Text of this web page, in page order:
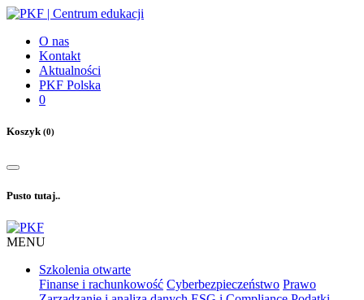
O nas
Kontakt
Aktualności
PKF Polska
0
Koszyk(0)
Pusto tutaj..
MENU
Szkolenia otwarte
Finanse i rachunkowość Cyberbezpieczeństwo Prawo